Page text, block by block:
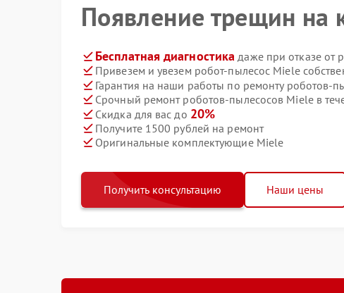
Появление трещин на
Бесплатная диагностика даже при отказе от
Привезем и увезем робот-пылесос Miele
Гарантия на наши работы по ремонту роботов-
Срочный ремонт роботов-пылесосов Miele в
Скидка для вас до 20%
Получите 1500 рублей на ремонт
Оригинальные комплектующие Miele
Получить консультацию Наши цены